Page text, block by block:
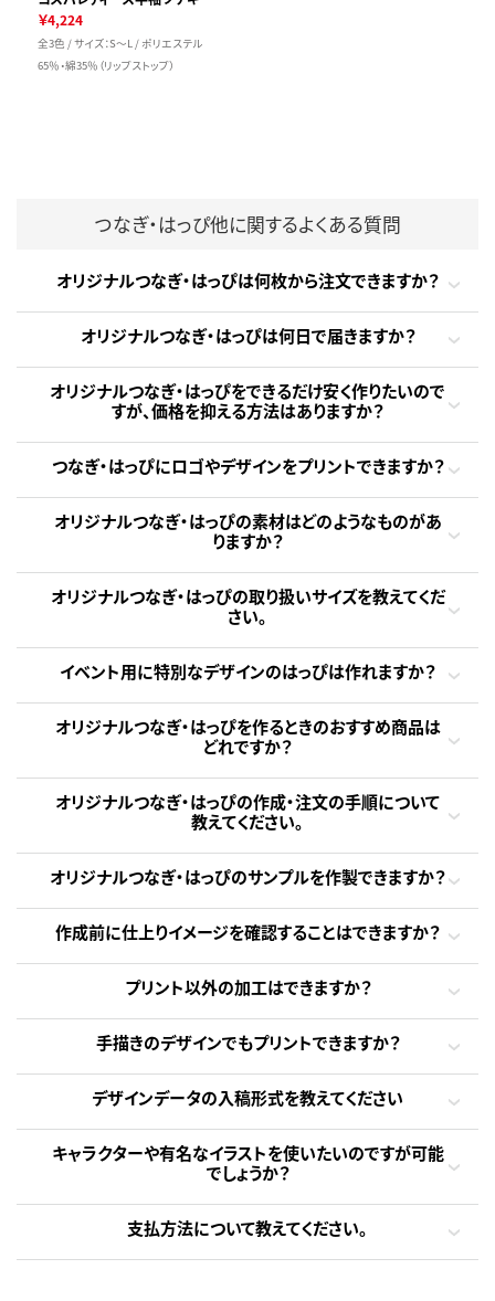
￥4,224
全3色 / サイズ：S～L / ポリエステル
65％・綿35％（リップストップ）
つなぎ・はっぴ他に関するよくある質問
オリジナルつなぎ・はっぴは何枚から注文できますか？
オリジナルつなぎ・はっぴは何日で届きますか？
オリジナルつなぎ・はっぴをできるだけ安く作りたいので
すが、価格を抑える方法はありますか？
つなぎ・はっぴにロゴやデザインをプリントできますか？
オリジナルつなぎ・はっぴの素材はどのようなものがあ
りますか？
オリジナルつなぎ・はっぴの取り扱いサイズを教えてくだ
さい。
イベント用に特別なデザインのはっぴは作れますか？
オリジナルつなぎ・はっぴを作るときのおすすめ商品は
どれですか？
オリジナルつなぎ・はっぴの作成・注文の手順について
教えてください。
オリジナルつなぎ・はっぴのサンプルを作製できますか？
作成前に仕上りイメージを確認することはできますか？
プリント以外の加工はできますか？
手描きのデザインでもプリントできますか？
デザインデータの入稿形式を教えてください
キャラクターや有名なイラストを使いたいのですが可能
でしょうか？
支払方法について教えてください。